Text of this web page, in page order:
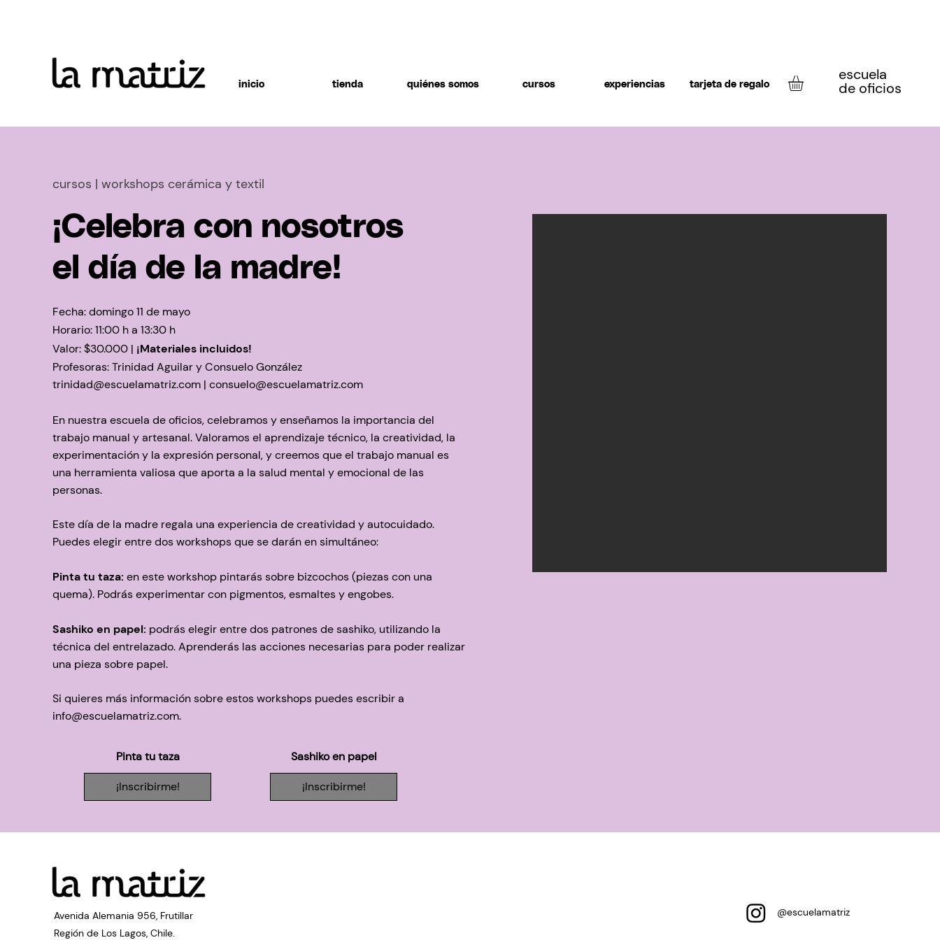
inicio tienda quiénes somos cursos experiencias tarjeta de regalo
escuela
de oficios
cursos | workshops cerámica y textil
¡Celebra con nosotros
el día de la madre!
Fecha:domingo11 de mayo
Horario: 11:00 h a 13:30 h
Valor:$30.000 | ¡Materiales incluidos!
Profesoras: Trinidad Aguilar y Consuelo González
trinidad@escuelamatriz.com | consuelo@escuelamatriz.com
En nuestra escuela de oficios, celebramos y enseñamos la importancia del
trabajo manual y artesanal. Valoramos el aprendizaje técnico, la creatividad, la
experimentación y la expresión personal, y creemos que el trabajo manual es
una herramienta valiosa que aporta a la salud mental y emocional de las
personas.
Este día de la madre regala una experiencia de creatividad y autocuidado.
Puedes elegir entre dos workshops que se darán en simultáneo:
Pinta tu taza: en este workshop pintarás sobre bizcochos (piezas con una
quema). Podrás experimentar con pigmentos, esmaltes y engobes.
Sashiko en papel: podrás elegir entre dos patrones de sashiko, utilizando la
técnica del entrelazado. Aprenderás las acciones necesarias para poder realizar
una pieza sobre papel.
Si quieres más información sobre estos workshops puedes escribir a
info@escuelamatriz.com.
Pinta tu taza
¡Inscribirme!
Sashiko en papel
¡Inscribirme!
Avenida Alemania 956, Frutillar
Región de Los Lagos, Chile.
@escuelamatriz